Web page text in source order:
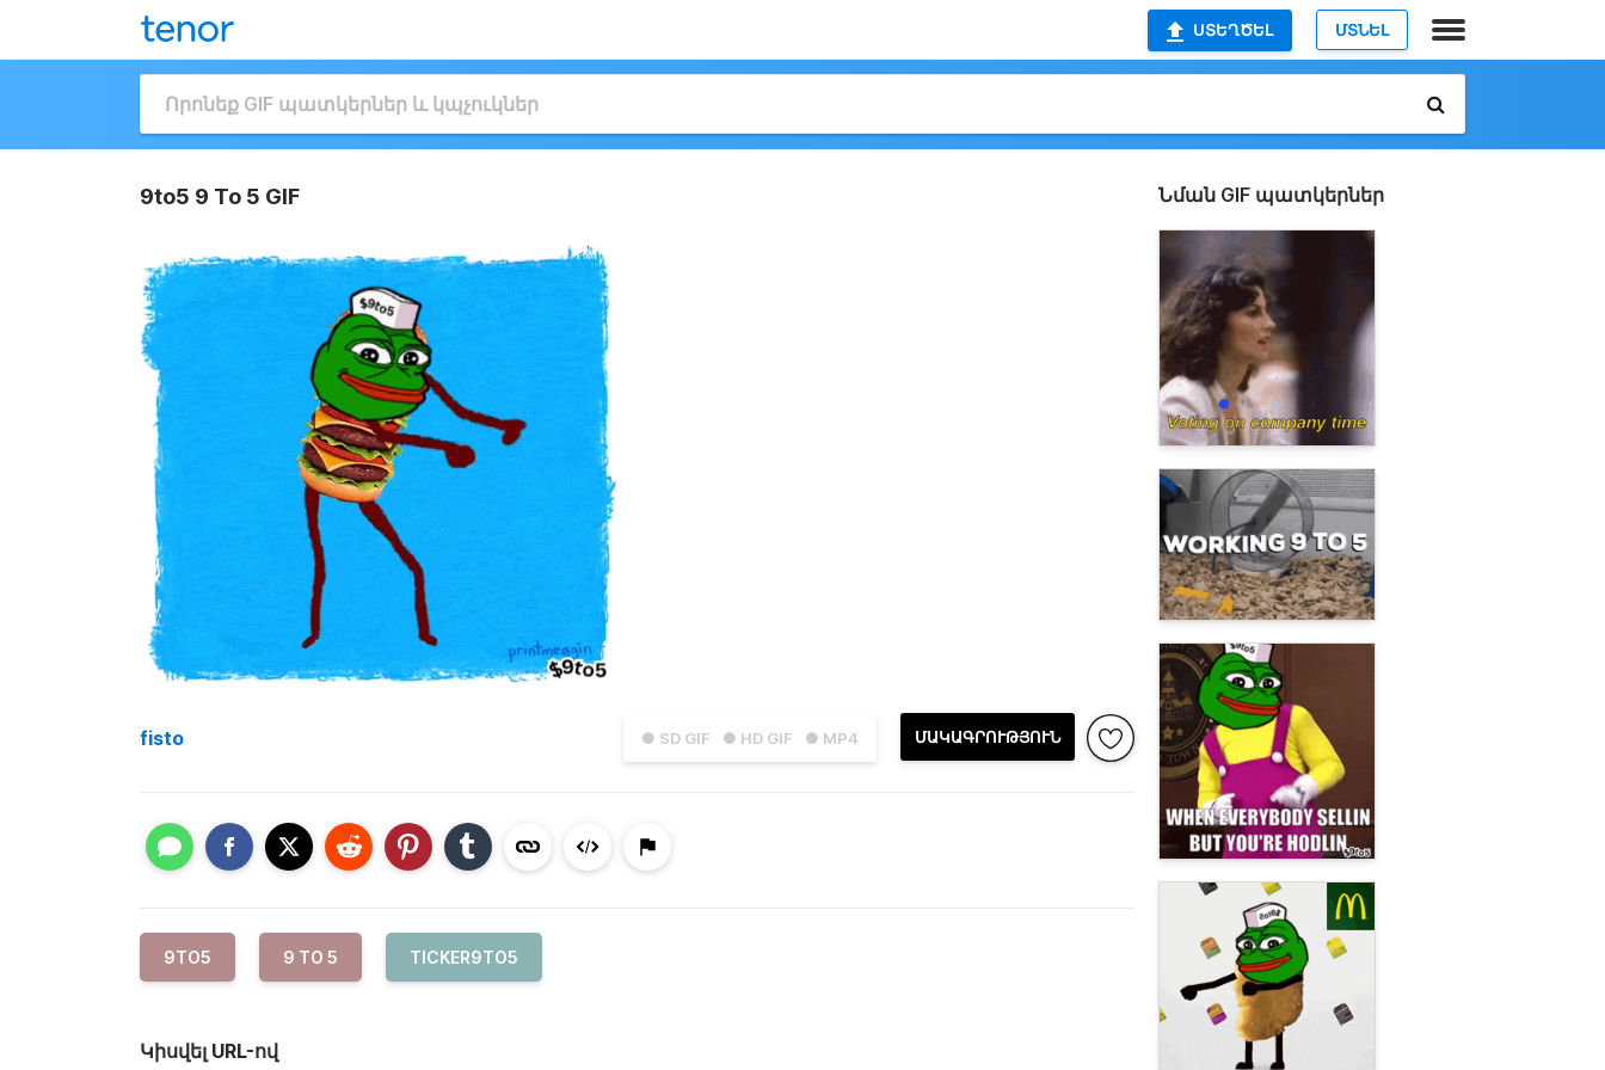
ՍՏԵՂԾԵԼ ՄՏՆԵԼ
9to5 9 To 5 GIF
● SD GIF ● HD GIF ● MP4 ՄԱԿԱԳՐՈՒԹՅՈՒՆ
fisto
9TO5 9 TO 5 TICKER9TO5
Կիսվել URL-ով
Նման GIF պատկերներ